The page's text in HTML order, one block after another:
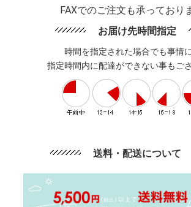
FAXでのご注文も承っており
お届け先時間指定
時間を指定された場合でも事情
指定時間内に配達ができない事もござ
送料・配送について